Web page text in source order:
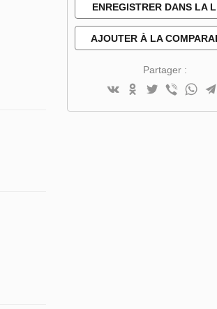
ENREGISTRER DANS LA
DE SOUHAITS
AJOUTER À LA
Partager :